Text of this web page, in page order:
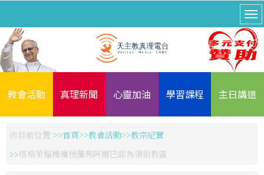
教會活動 真理新聞 心靈加油 學習課程 主日講道
你目前位置: 首頁 教會活動
教宗紀實
塔格萊樞機獲授羅馬阿爾巴諾為領銜教區